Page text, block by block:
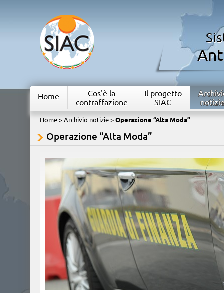
Home
Cos'è la
contraffazione
Il progetto
SIAC
Home> Archivio notizie> Operazione “Alta Moda”
Operazione “Alta Moda”